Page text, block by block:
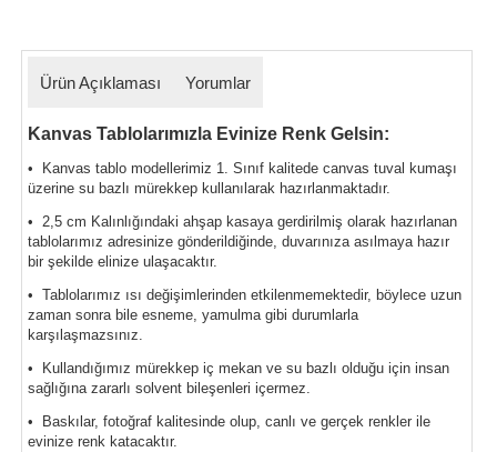
Ürün Açıklaması Yorumlar
Kanvas Tablolarımızla Evinize Renk Gelsin:
• Kanvas tablo modellerimiz 1. Sınıf kalitede canvas tuval kumaşı
üzerine su bazlı mürekkep kullanılarak hazırlanmaktadır.
• 2,5 cm Kalınlığındaki ahşap kasaya gerdirilmiş olarak hazırlanan
tablolarımız adresinize gönderildiğinde, duvarınıza asılmaya hazır
bir şekilde elinize ulaşacaktır.
• Tablolarımız ısı değişimlerinden etkilenmemektedir, böylece uzun
zaman sonra bile esneme, yamulma gibi durumlarla
karşılaşmazsınız.
• Kullandığımız mürekkep iç mekan ve su bazlı olduğu için insan
sağlığına zararlı solvent bileşenleri içermez.
• Baskılar, fotoğraf kalitesinde olup, canlı ve gerçek renkler ile
evinize renk katacaktır.